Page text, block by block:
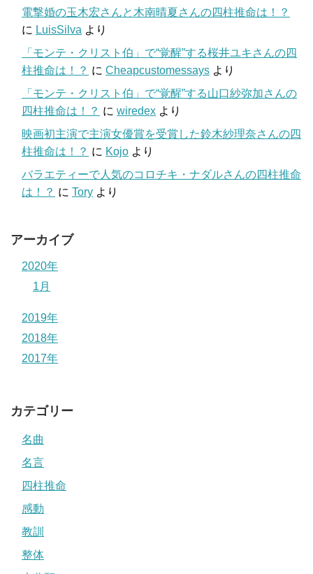
電撃婚の玉木宏さんと木南晴夏さんの四柱推命は！？
に LuisSilva より
「モンテ・クリスト伯」で“覚醒”する桜井ユキさんの四
柱推命は！？ に Cheapcustomessays より
「モンテ・クリスト伯」で“覚醒”する山口紗弥加さんの
四柱推命は！？ に wiredex より
映画初主演で主演女優賞を受賞した鈴木紗理奈さんの四
柱推命は！？ に Kojo より
バラエティーで人気のコロチキ・ナダルさんの四柱推命
は！？ に Tory より
アーカイブ
2020年
1月
2019年
2018年
2017年
カテゴリー
名曲
名言
四柱推命
感動
教訓
整体